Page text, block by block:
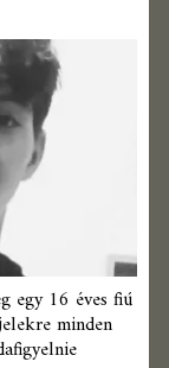
egy 16 éves fiú
minden